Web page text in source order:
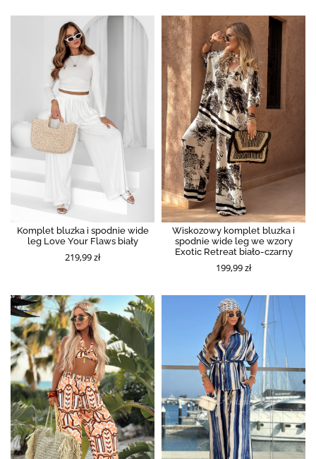
Komplet bluzka i spodnie wide
leg Love Your Flaws biały
219,99 zł
Wiskozowy komplet bluzka i
spodnie wide leg we wzory
Exotic Retreat biało-czarny
199,99 zł